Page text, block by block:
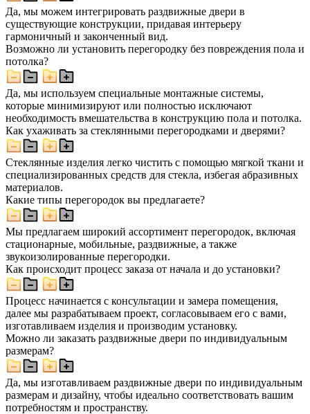
Да, мы можем интегрировать раздвижные двери в
существующие конструкции, придавая интерьеру
гармоничный и законченный вид.
Возможно ли установить перегородку без повреждения пола и
потолка?
Да, мы используем специальные монтажные системы,
которые минимизируют или полностью исключают
необходимость вмешательства в конструкцию пола и потолка.
Как ухаживать за стеклянными перегородками и дверями?
Стеклянные изделия легко чистить с помощью мягкой ткани и
специализированных средств для стекла, избегая абразивных
материалов.
Какие типы перегородок вы предлагаете?
Мы предлагаем широкий ассортимент перегородок, включая
стационарные, мобильные, раздвижные, а также
звукоизолированные перегородки.
Как происходит процесс заказа от начала и до установки?
Процесс начинается с консультации и замера помещения,
далее мы разрабатываем проект, согласовываем его с вами,
изготавливаем изделия и производим установку.
Можно ли заказать раздвижные двери по индивидуальным
размерам?
Да, мы изготавливаем раздвижные двери по индивидуальным
размерам и дизайну, чтобы идеально соответствовать вашим
потребностям и пространству.